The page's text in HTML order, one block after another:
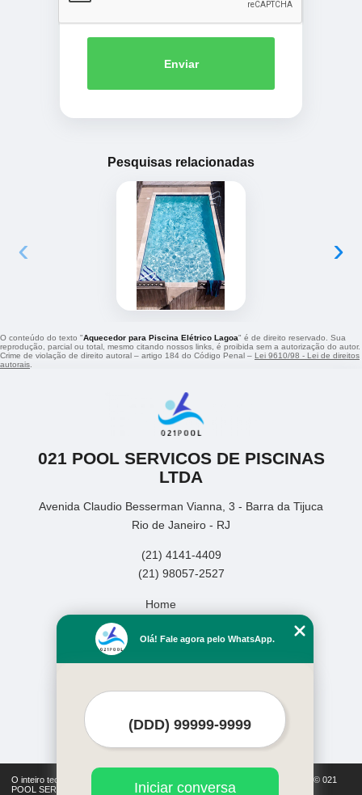
Enviar
Pesquisas relacionadas
‹ ›
O conteúdo do texto "Aquecedor para Piscina Elétrico Lagoa" é de direito reservado. Sua
reprodução, parcial ou total, mesmo citando nossos links, é proibida sem a autorização do autor.
Crime de violação de direito autoral – artigo 184 do Código Penal – Lei 9610/98 - Lei de direitos
autorais.
021 POOL SERVICOS DE PISCINAS
LTDA
Avenida Claudio Besserman Vianna, 3 - Barra da Tijuca
Rio de Janeiro - RJ
(21) 4141-4409
(21) 98057-2527
Home
Missão
O inteiro teor deste site está sujeito à proteção de direitos autorais. Copyright© 021
POOL SERVICOS DE PISCINAS LTDA (Lei 9610 de 19/02/1998)
Olá! Fale agora pelo WhatsApp.
Iniciar conversa